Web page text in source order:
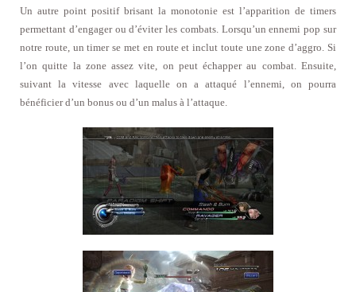
Un autre point positif brisant la monotonie est l’apparition de timers
permettant d’engager ou d’éviter les combats. Lorsqu’un ennemi pop sur
notre route, un timer se met en route et inclut toute une zone d’aggro. Si
l’on quitte la zone assez vite, on peut échapper au combat. Ensuite,
suivant la vitesse avec laquelle on a attaqué l’ennemi, on pourra
bénéficier d’un bonus ou d’un malus à l’attaque.